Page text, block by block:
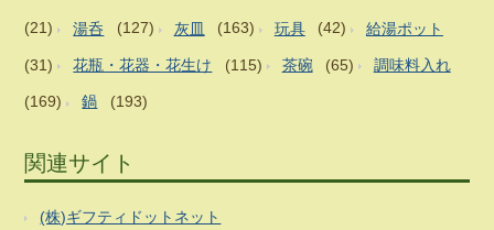
(21) 湯呑 (127) 灰皿 (163) 玩具 (42) 給湯ポット
(31) 花瓶・花器・花生け (115) 茶碗 (65) 調味料入れ
(169) 鍋 (193)
関連サイト
(株)ギフティドットネット